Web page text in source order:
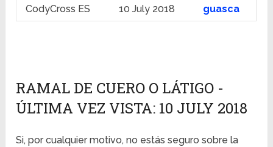
CodyCross ES 10 July 2018 guasca
RAMAL DE CUERO O LÁTIGO -
ÚLTIMA VEZ VISTA: 10 JULY 2018
Si, por cualquier motivo, no estás seguro sobre la